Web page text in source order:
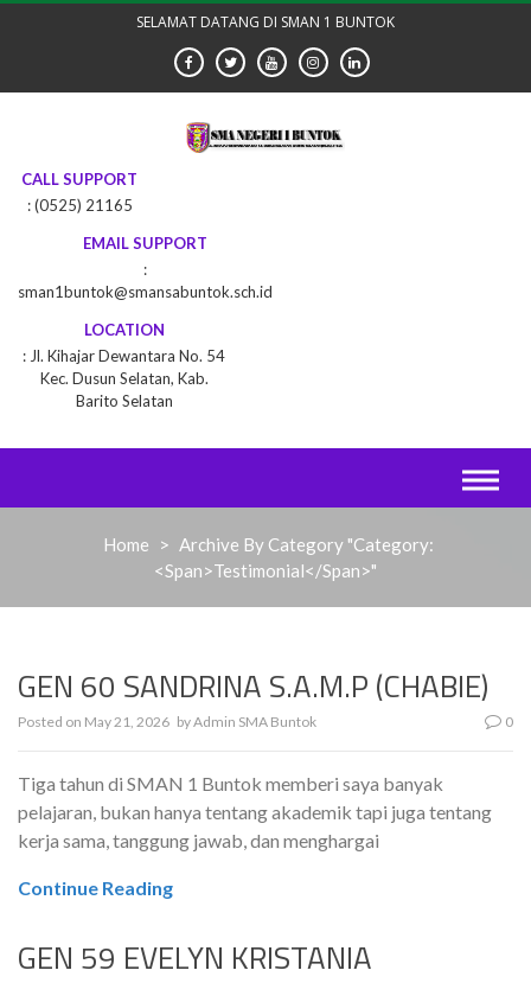
SELAMAT DATANG DI SMAN 1 BUNTOK
CALL SUPPORT
(0525) 21165
EMAIL SUPPORT
sman1buntok@smansabuntok.sch.id
LOCATION
Jl. Kihajar Dewantara No. 54
Kec. Dusun Selatan, Kab.
Barito Selatan
Home > Archive By Category "Category:
<span>Testimonial</span>"
GEN 60 SANDRINA S.A.M.P (CHABIE)
Posted on May 21, 2026 byAdmin SMA Buntok 0
Tiga tahun di SMAN 1 Buntok memberi saya banyak
pelajaran, bukan hanya tentang akademik tapi juga tentang
kerja sama, tanggung jawab, dan menghargai
Continue Reading
GEN 59 EVELYN KRISTANIA